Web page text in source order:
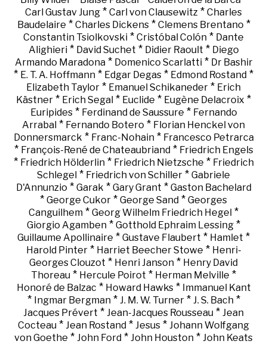
Carl Gustav Jung * Carl von Clausewitz * Charles
Baudelaire * Charles Dickens* Clemens Brentano *
Constantin Tsiolkovski * Cristóbal Colón * Dante
Alighieri* David Suchet * Didier Raoult * Diego
Armando Maradona* Domenico Scarlatti* Dr Bashir
* E. T. A. Hoffmann * Edgar Degas * Edmond Rostand *
Elizabeth Taylor * Emanuel Schikaneder * Erich
Kästner * Erich Segal * Euclide * Eugène Delacroix *
Euripides* Ferdinand de Saussure * Fernando
Arrabal * Fernando Botero * Florian Henckel von
Donnersmarck * Franc-Nohain* Francesco Petrarca
* François-René de Chateaubriand* Friedrich Engels
* Friedrich Hölderlin* Friedrich Nietzsche * Friedrich
Schlegel * Friedrich von Schiller * Gabriele
D'Annunzio * Garak * Gary Grant * Gaston Bachelard
* George Cukor * George Sand * Georges
Canguilhem * Georg Wilhelm Friedrich Hegel *
Giorgio Agamben * Gotthold Ephraim Lessing *
Guillaume Apollinaire * Gustave Flaubert * Hamlet *
Harold Pinter* Harriet Beecher Stowe * Henri-
Georges Clouzot * Henri Janson * Henry David
Thoreau * Hercule Poirot * Herman Melville *
Honoré de Balzac * Howard Hawks* Immanuel Kant
* Ingmar Bergman* J. M. W. Turner* J. S. Bach*
Jacques Prévert * Jean-Jacques Rousseau * Jean
Cocteau * Jean Rostand * Jesus * Johann Wolfgang
von Goethe * John Ford * John Houston * John Keats